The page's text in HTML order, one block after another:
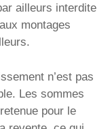
ailleurs interdite
montages
n’est pas
Les sommes
pour le